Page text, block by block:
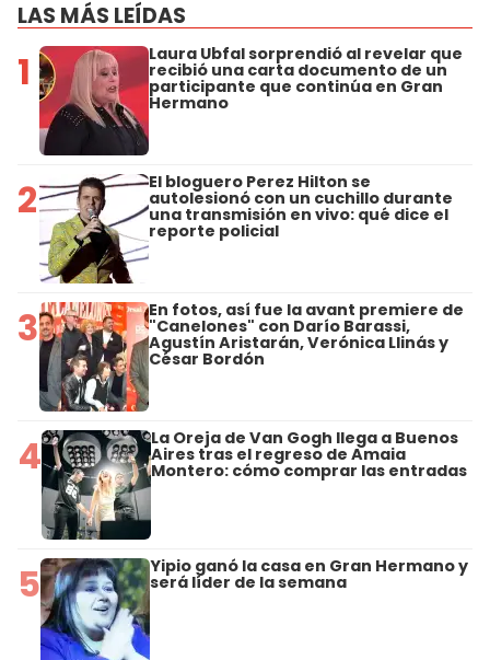
LAS MÁS LEÍDAS
1 Laura Ubfal sorprendió al revelar que
recibió una carta documento de un
participante que continúa en Gran
Hermano
2 El bloguero Perez Hilton se
autolesionó con un cuchillo durante
una transmisión en vivo: qué dice el
reporte policial
3 En fotos, así fue la avant premiere de
"Canelones" con Darío Barassi,
Agustín Aristarán, Verónica Llinás y
César Bordón
4 La Oreja de Van Gogh llega a Buenos
Aires tras el regreso de Amaia
Montero: cómo comprar las entradas
5 Yipio ganó la casa en Gran Hermano y
será líder de la semana